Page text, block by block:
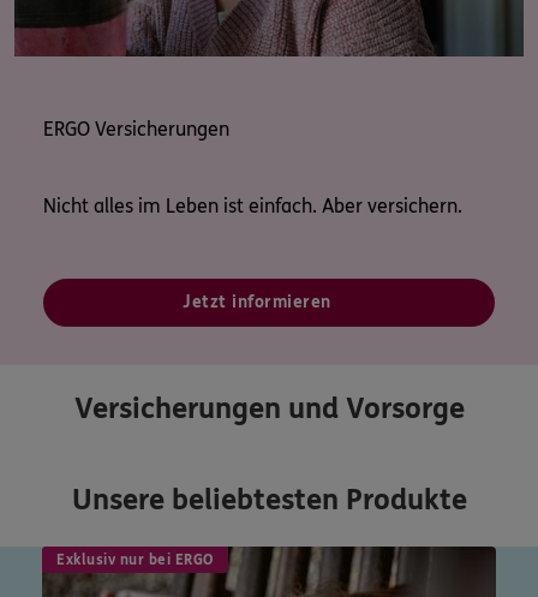
ERGO Versicherungen
Nicht alles im Leben ist einfach. Aber versichern.
Jetzt informieren
Versicherungen und Vorsorge
Unsere beliebtesten Produkte
Exklusiv nur bei ERGO